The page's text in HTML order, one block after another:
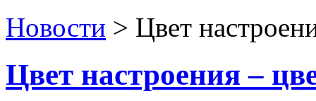
Новости > Цвет
Цвет настроения –